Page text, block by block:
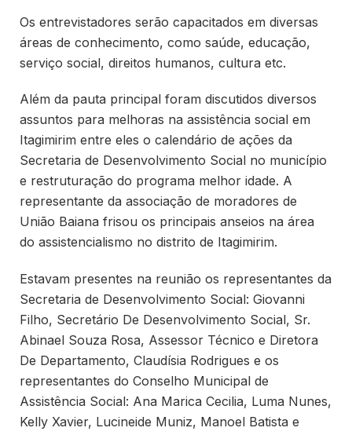
Os entrevistadores serão capacitados em diversas
áreas de conhecimento, como saúde, educação,
serviço social, direitos humanos, cultura etc.
Além da pauta principal foram discutidos diversos
assuntos para melhoras na assistência social em
Itagimirim entre eles o calendário de ações da
Secretaria de Desenvolvimento Social no município
e restruturação do programa melhor idade. A
representante da associação de moradores de
União Baiana frisou os principais anseios na área
do assistencialismo no distrito de Itagimirim.
Estavam presentes na reunião os representantes da
Secretaria de Desenvolvimento Social: Giovanni
Filho, Secretário De Desenvolvimento Social, Sr.
Abinael Souza Rosa, Assessor Técnico e Diretora
De Departamento, Claudísia Rodrigues e os
representantes do Conselho Municipal de
Assistência Social: Ana Marica Cecilia, Luma Nunes,
Kelly Xavier, Lucineide Muniz, Manoel Batista e